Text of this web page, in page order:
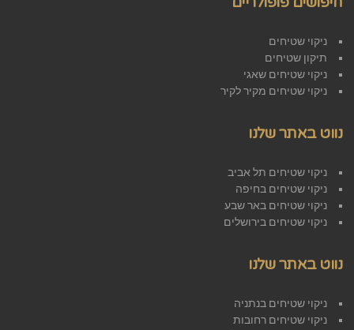
ניקוי שטיחים
תיקון שטיחים
ניקוי שטיחים שאגי
ניקוי שטיחים מקיר לקיר
נווט באתר שלנו
ניקוי שטיחים תל אביב
ניקוי שטיחים בחיפה
ניקוי שטיחים באר שבע
ניקוי שטיחים בירושלים
נווט באתר שלנו
ניקוי שטיחים בנתניה
ניקוי שטיחים רחובות